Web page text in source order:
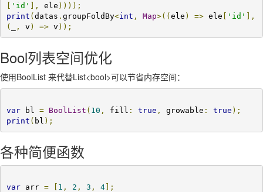
[ 'id' ], ele ))));
print (datas . groupFoldBy<int , Map>((ele ) => ele [ 'id' ],
(
, v ) => v ));
Bool列表空间优化
使用BoolList 来代替List<bool>可以节省内存空间：
var bl = BoolList ( 10 , fill : true , growable : true );
print ( bl );
各种简便函数
var arr = [ 1 , 2 , 3 , 4];